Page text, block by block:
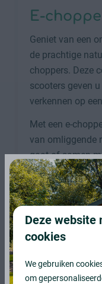
E-
Geniet van een
de prachtige
choppers. Deze
scooters geven
verkennen op
Met een e-
van omliggende
gaat of samen
ideale manier
ontspannen en
ontdekken.
Deze website
cookies
We gebruiken
om